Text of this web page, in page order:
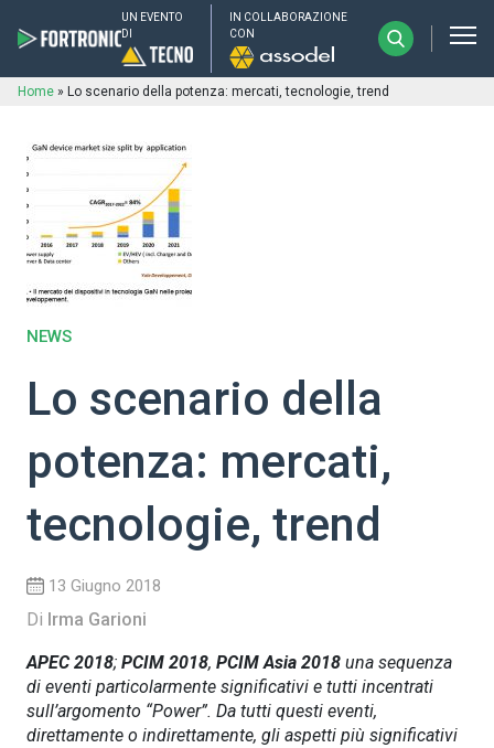
UN EVENTO
DI
IN COLLABORAZIONE
CON
Home » Lo scenario della potenza: mercati, tecnologie, trend
NEWS
Lo scenario della
potenza: mercati,
tecnologie, trend
13 Giugno 2018
Di Irma Garioni
APEC 2018; PCIM 2018, PCIM Asia 2018 una sequenza
di eventi particolarmente significativi e tutti incentrati
sull’argomento “Power”. Da tutti questi eventi,
direttamente o indirettamente, gli aspetti più significativi